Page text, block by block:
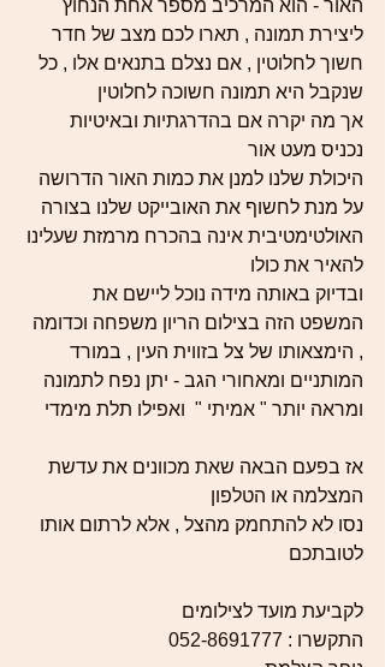
האור - הוא המרכיב מספר אחת הנחוץ
ליצירת תמונה , תארו לכם מצב של חדר
חשוך לחלוטין , אם נצלם בתנאים אלו , כל
שנקבל היא תמונה חשוכה לחלוטין
אך מה יקרה אם בהדרגתיות ובאיטיות
נכניס מעט אור
היכולת שלנו למנן את כמות האור הדרושה
על מנת לחשוף את האובייקט שלנו בצורה
האולטימטיבית אינה בהכרח מרמזת שעלינו
להאיר את כולו
ובדיוק באותה מידה נוכל ליישם את
המשפט הזה בצילום הריון משפחה וכדומה
, הימצאותו של צל בזווית העין , במורד
המותניים ומאחורי הגב - יתן נפח לתמונה
ומראה יותר " אמיתי "  ואפילו תלת מימדי
אז בפעם הבאה שאת מכוונים את עדשת
המצלמה או הטלפון
נסו לא להתחמק מהצל , אלא לרתום אותו
לטובתכם
לקביעת מועד לצילומים
התקשרו : 052-8691777